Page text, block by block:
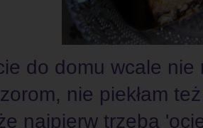
do domu wcale nie
nie piekłam
najpierw trzeba